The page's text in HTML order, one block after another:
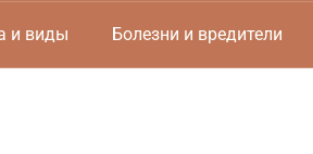
и виды Болезни и вредители